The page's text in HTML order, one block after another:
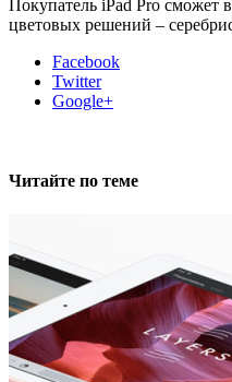
Покупатель iPad Pro сможет
цветовых решений –
Facebook
Twitter
Google+
Читайте по теме